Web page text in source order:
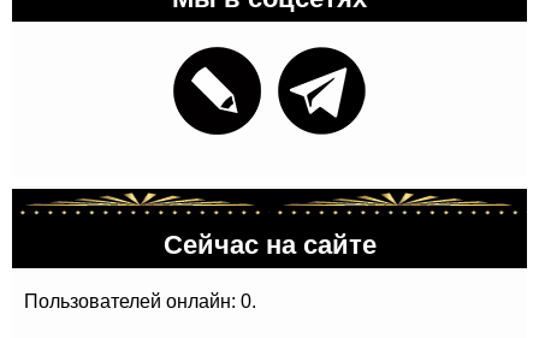
Сейчас на сайте
Пользователей онлайн: 0.